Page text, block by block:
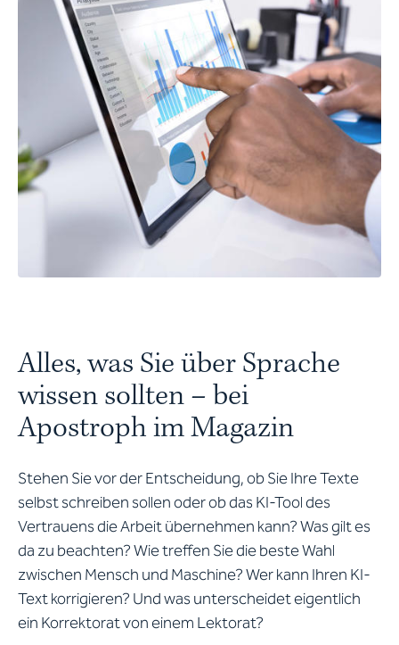
Alles, was Sie über Sprache
wissen sollten – bei
Apostroph im Magazin
Stehen Sie vor der Entscheidung, ob Sie Ihre Texte
selbst schreiben sollen oder ob das KI-Tool des
Vertrauens die Arbeit übernehmen kann? Was gilt es
da zu beachten? Wie treffen Sie die beste Wahl
zwischen Mensch und Maschine? Wer kann Ihren KI-
Text korrigieren? Und was unterscheidet eigentlich
ein Korrektorat von einem Lektorat?